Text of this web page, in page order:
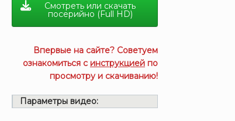
Смотреть или скачать
посерийно (Full HD)
Впервые на сайте? Советуем
ознакомиться с инструкцией по
просмотру и скачиванию!
Параметры видео: